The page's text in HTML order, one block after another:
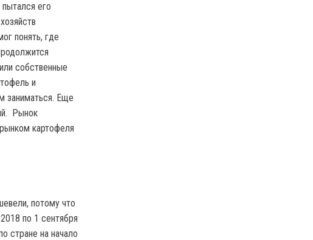
его
понять, где
собственные
и
заниматься. Еще
Рынок
картофеля
потому что
по 1 сентября
стране на начало